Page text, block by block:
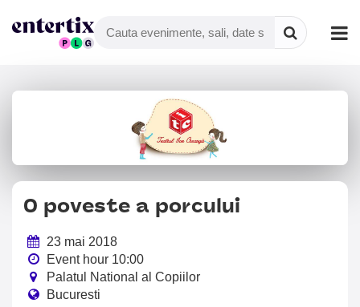
O poveste a porcului
23 mai 2018
Event hour 10:00
Palatul National al Copiilor
Bucuresti